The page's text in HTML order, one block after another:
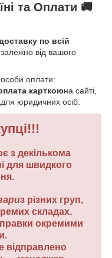
та Оплати 🚚
по всій
, залежно від вашого
оплати:
карткоюна сайті,
для юридичних осіб.
з декількома
для швидкого
з різних груп,
складах.
окремими
відправлено